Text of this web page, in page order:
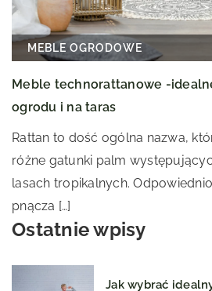
MEBLE OGRODOWE
Meble technorattanowe -
ogrodu i na taras
Rattan to dość ogólna nazwa,
różne gatunki palm
lasach tropikalnych.
pnącza […]
Ostatnie wpisy
Jak wybrać